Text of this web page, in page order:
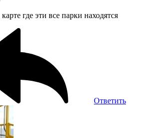
где эти все парки находятся
Ответить